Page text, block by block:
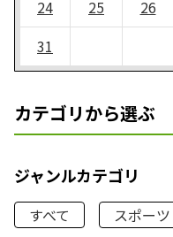
24
25 26
31
カテゴリから選ぶ
ジャンルカテゴリ
すべて スポーツ